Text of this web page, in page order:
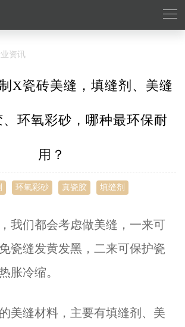
资讯
X瓷砖美缝，填缝剂、美缝
环氧彩砂，哪种最环保耐
用？
环氧彩砂 真瓷胶 填缝剂
我们都会考虑做美缝，一来可
瓷缝发黄发黑，二来可保护瓷
胀冷缩。
美缝材料，主要有填缝剂、美